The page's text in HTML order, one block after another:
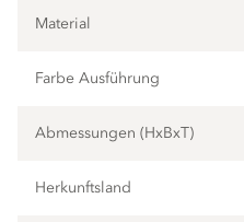
Material
Farbe Ausführung
Abmessungen (HxBxT)
Herkunftsland